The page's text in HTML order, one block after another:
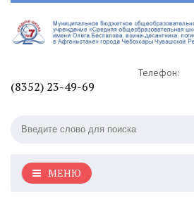
Телефон:
(8352) 23-49-69
МЕНЮ